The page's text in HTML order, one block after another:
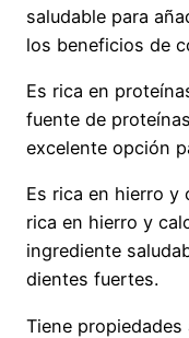
saludable para
los beneficios de
Es rica en
fuente de
excelente opción
Es rica en hierro y
rica en hierro y
ingrediente
dientes fuertes.
Tiene